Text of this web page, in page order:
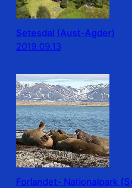
Setesdal (Aust-Agder)
2019.09.13
Forlandet- Nationalpark